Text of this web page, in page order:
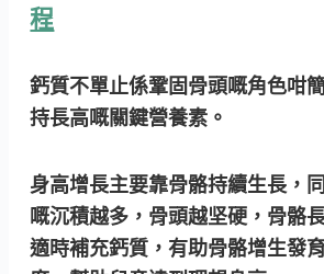
程
鈣質不單止係鞏固骨頭嘅角色咁
持長高嘅關鍵營養素。
身高增長主要靠骨骼持續生長，
嘅沉積越多，骨頭越坚硬，骨骼
適時補充鈣質，有助骨骼增生發